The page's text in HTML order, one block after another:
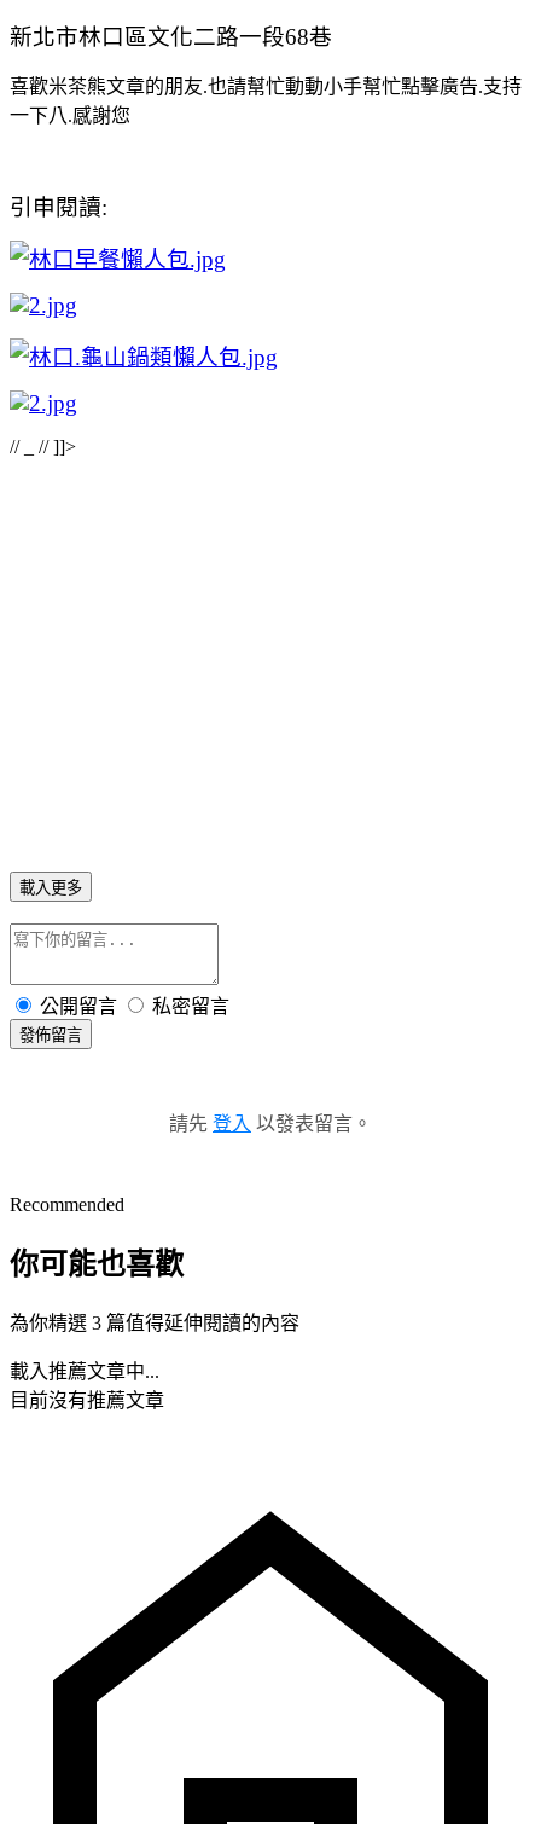
新北市林口區文化二路一段68巷
喜歡米茶熊文章的朋友.也請幫忙動動小手幫忙點擊廣告.支持
一下八.感謝您
引申閱讀:
// // ]]>
載入更多
公開留言 私密留言
發佈留言
請先 登入 以發表留言。
Recommended
你可能也喜歡
為你精選 3 篇值得延伸閱讀的內容
載入推薦文章中...
目前沒有推薦文章